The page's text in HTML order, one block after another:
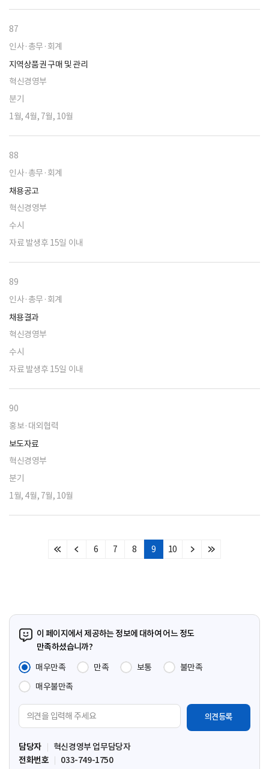
87
인사·총무·회계
지역상품권 구매 및 관리
혁신경영부
분기
1월, 4월, 7월, 10월
88
인사·총무·회계
채용공고
혁신경영부
수시
자료 발생후 15일 이내
89
인사·총무·회계
채용결과
혁신경영부
수시
자료 발생후 15일 이내
90
홍보·대외협력
보도자료
혁신경영부
분기
1월, 4월, 7월, 10월
처
이
6 7 8 9 10
다
마
이 페이지에서 제공하는 정보에 대하여 어느 정도
만족하셨습니까?
매우만족
만족 보통
불만족
매우불만족
견
입
력
담당자
혁신경영부 업무담당자
전화번호
033-749-1750